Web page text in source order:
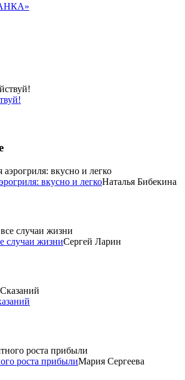
вкусно и легкоНаталья Бибекина
случаи жизниСергей Ларин
роста прибылиМария Сергеева